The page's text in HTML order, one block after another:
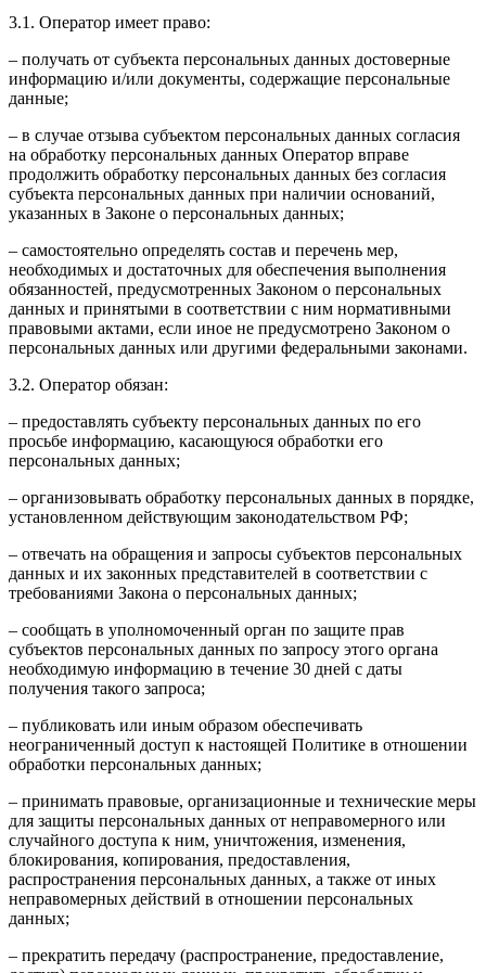
3.1. Оператор имеет право:
– получать от субъекта персональных данных достоверные
информацию и/или документы, содержащие персональные
данные;
– в случае отзыва субъектом персональных данных согласия
на обработку персональных данных Оператор вправе
продолжить обработку персональных данных без согласия
субъекта персональных данных при наличии оснований,
указанных в Законе о персональных данных;
– самостоятельно определять состав и перечень мер,
необходимых и достаточных для обеспечения выполнения
обязанностей, предусмотренных Законом о персональных
данных и принятыми в соответствии с ним нормативными
правовыми актами, если иное не предусмотрено Законом о
персональных данных или другими федеральными законами.
3.2. Оператор обязан:
– предоставлять субъекту персональных данных по его
просьбе информацию, касающуюся обработки его
персональных данных;
– организовывать обработку персональных данных в порядке,
установленном действующим законодательством РФ;
– отвечать на обращения и запросы субъектов персональных
данных и их законных представителей в соответствии с
требованиями Закона о персональных данных;
– сообщать в уполномоченный орган по защите прав
субъектов персональных данных по запросу этого органа
необходимую информацию в течение 30 дней с даты
получения такого запроса;
– публиковать или иным образом обеспечивать
неограниченный доступ к настоящей Политике в отношении
обработки персональных данных;
– принимать правовые, организационные и технические меры
для защиты персональных данных от неправомерного или
случайного доступа к ним, уничтожения, изменения,
блокирования, копирования, предоставления,
распространения персональных данных, а также от иных
неправомерных действий в отношении персональных
данных;
– прекратить передачу (распространение, предоставление,